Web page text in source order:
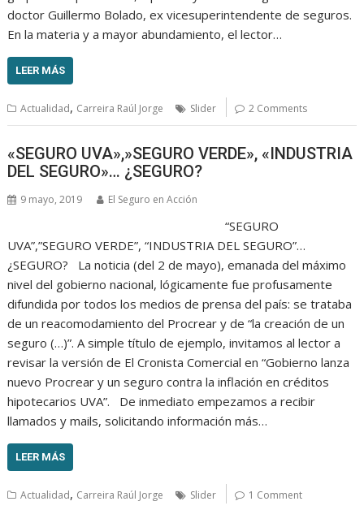
doctor Guillermo Bolado, ex vicesuperintendente de seguros.
En la materia y a mayor abundamiento, el lector…
LEER MÁS
Actualidad, Carreira Raúl Jorge Slider 2 Comments
«SEGURO UVA»,»SEGURO VERDE», «INDUSTRIA
DEL SEGURO»… ¿SEGURO?
9 mayo, 2019 El Seguro en Acción
“SEGURO
UVA”,”SEGURO VERDE”, “INDUSTRIA DEL SEGURO”…
¿SEGURO? La noticia (del 2 de mayo), emanada del máximo
nivel del gobierno nacional, lógicamente fue profusamente
difundida por todos los medios de prensa del país: se trataba
de un reacomodamiento del Procrear y de “la creación de un
seguro (…)”. A simple título de ejemplo, invitamos al lector a
revisar la versión de El Cronista Comercial en “Gobierno lanza
nuevo Procrear y un seguro contra la inflación en créditos
hipotecarios UVA”. De inmediato empezamos a recibir
llamados y mails, solicitando información más…
LEER MÁS
Actualidad, Carreira Raúl Jorge Slider 1 Comment